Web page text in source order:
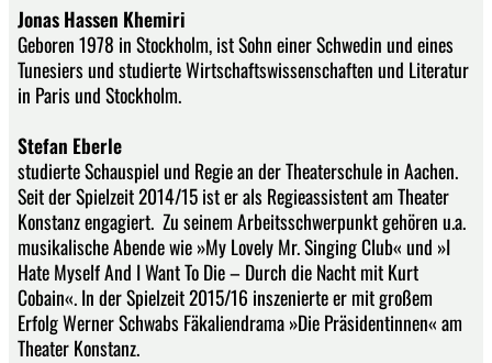
Jonas Hassen Khemiri
Geboren 1978 in Stockholm, ist Sohn einer Schwedin und eines
Tunesiers und studierte Wirtschaftswissenschaften und Literatur
in Paris und Stockholm.
Stefan Eberle
studierte Schauspiel und Regie an der Theaterschule in Aachen.
Seit der Spielzeit 2014/15 ist er als Regieassistent am Theater
Konstanz engagiert. Zu seinem Arbeitsschwerpunkt gehören u.a.
musikalische Abende wie »My Lovely Mr. Singing Club« und »I
Hate Myself And I Want To Die – Durch die Nacht mit Kurt
Cobain«. In der Spielzeit 2015/16 inszenierte er mit großem
Erfolg Werner Schwabs Fäkaliendrama »Die Präsidentinnen« am
Theater Konstanz.